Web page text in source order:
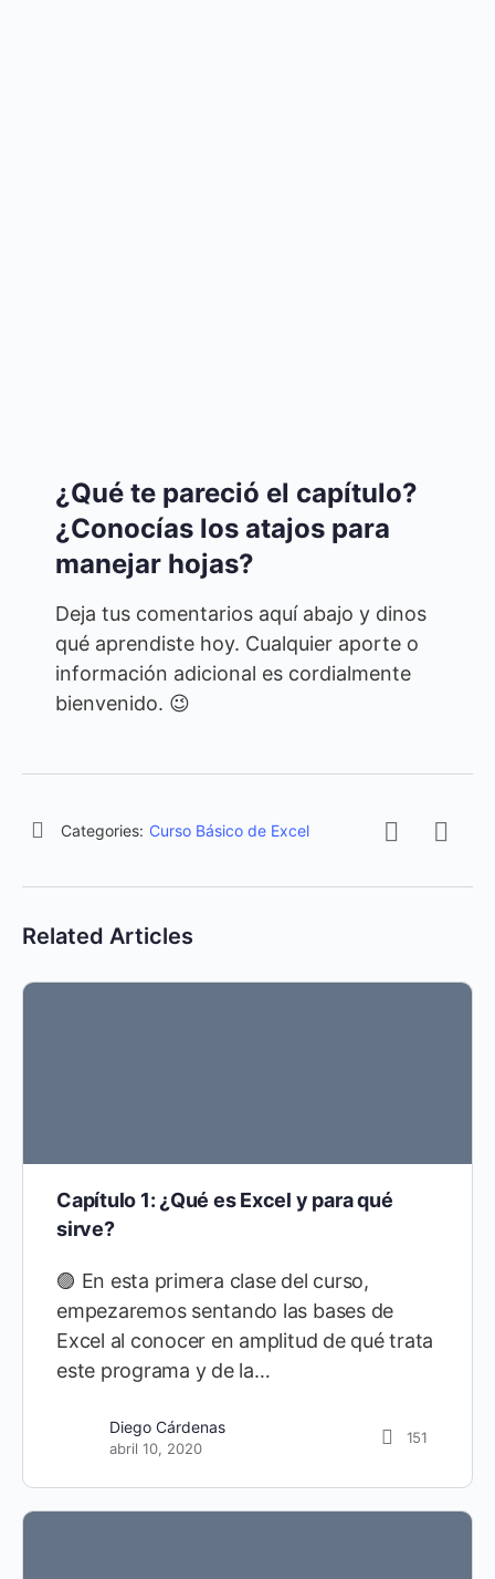
¿Qué te pareció el capítulo?
¿Conocías los atajos para
manejar hojas?
Deja tus comentarios aquí abajo y dinos
qué aprendiste hoy. Cualquier aporte o
información adicional es cordialmente
bienvenido. 😉
Categories: Curso Básico de Excel
Related Articles
Capítulo 1: ¿Qué es Excel y para qué
sirve?
🟣 En esta primera clase del curso,
empezaremos sentando las bases de
Excel al conocer en amplitud de qué trata
este programa y de la…
Diego Cárdenas
abril 10, 2020
151